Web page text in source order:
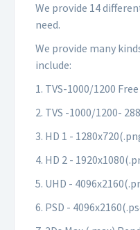
We provide 14
need.
We provide many
include:
1. TVS-1000/1200
2. TVS -1000/1200-
3. HD 1 -
4. HD 2 -
5. UHD -
6. PSD -